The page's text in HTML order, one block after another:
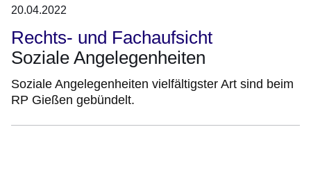
20.04.2022
Rechts- und Fachaufsicht
Soziale Angelegenheiten
Soziale Angelegenheiten vielfältigster Art sind beim
RP Gießen gebündelt.